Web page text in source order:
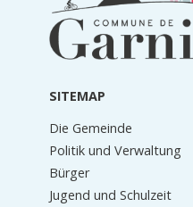
Fußzeile
SITEMAP
Die Gemeinde
Politik und Verwaltung
Bürger
Jugend und Schulzeit